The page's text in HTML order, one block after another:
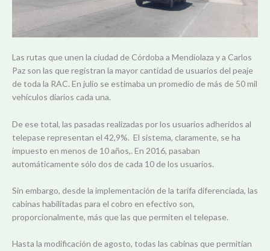
Las rutas que unen la ciudad de Córdoba a Mendiolaza y a Carlos
Paz son las que registran la mayor cantidad de usuarios del peaje
de toda la RAC. En julio se estimaba un promedio de más de 50 mil
vehículos diarios cada una.
De ese total, las pasadas realizadas por los usuarios adheridos al
telepase representan el 42,9%. El sistema, claramente, se ha
impuesto en menos de 10 años,. En 2016, pasaban
automáticamente sólo dos de cada 10 de los usuarios.
Sin embargo, desde la implementación de la tarifa diferenciada, las
cabinas habilitadas para el cobro en efectivo son,
proporcionalmente, más que las que permiten el telepase.
Hasta la modificación de agosto, todas las cabinas que permitían